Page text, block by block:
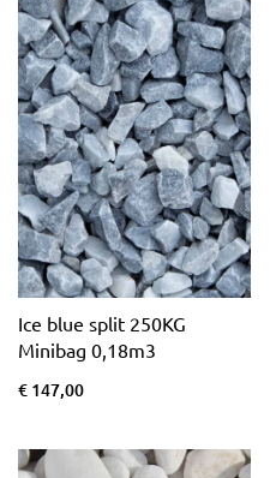
Ice blue split 250KG
Minibag 0,18m3
€ 147,00